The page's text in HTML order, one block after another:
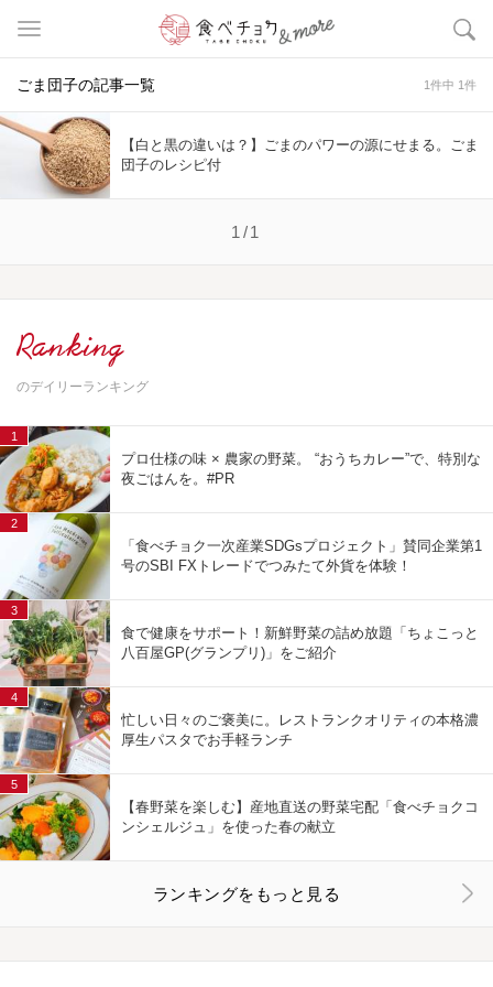
ごま団子の記事一覧 1件中 1件
【白と黒の違いは？】ごまのパワーの源にせまる。ごま
団子のレシピ付
1/1
Ranking
のデイリーランキング
プロ仕様の味 × 農家の野菜。 “おうちカレー”で、特別な
夜ごはんを。#PR
1
「食べチョク一次産業SDGsプロジェクト」賛同企業第1
号のSBI FXトレードでつみたて外貨を体験！
2
食で健康をサポート！新鮮野菜の詰め放題「ちょこっと
八百屋GP(グランプリ)」をご紹介
3
忙しい日々のご褒美に。レストランクオリティの本格濃
厚生パスタでお手軽ランチ
4
【春野菜を楽しむ】産地直送の野菜宅配「食べチョクコ
ンシェルジュ」を使った春の献立
5
ランキングをもっと見る